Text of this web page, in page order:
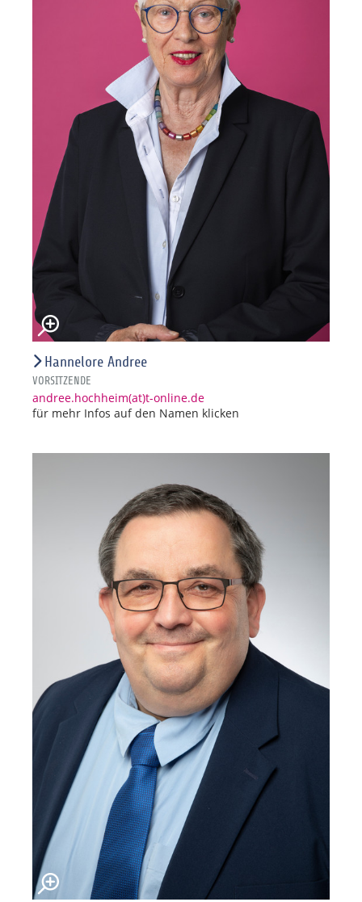
Hannelore Andree
VORSITZENDE
andree.hochheim(at)t-online.de
für mehr Infos auf den Namen klicken